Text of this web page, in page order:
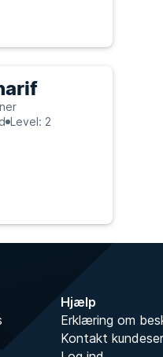
Level: 2
Hjælp
Erklæring om
Kontakt